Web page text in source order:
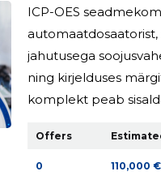
ICP-OES
automaatdosaatorist,
jahutusega
ning kirjelduses
komplekt peab
peab teostama
väljaõppe ning
Offers
0 110,000 €